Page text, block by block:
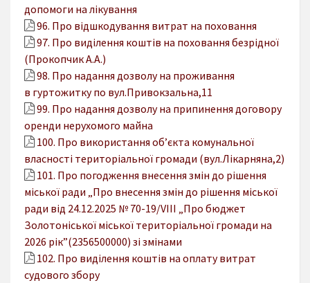
допомоги на лікування
96. Про відшкодування витрат на поховання
97. Про виділення коштів на поховання безрідної
(Прокопчик А.А.)
98. Про надання дозволу на проживання
в гуртожитку по вул.Привокзальна,11
99. Про надання дозволу на припинення договору
оренди нерухомого майна
100. Про використання об’єкта комунальної
власності територіальної громади (вул.Лікарняна,2)
101. Про погодження внесення змін до рішення
міської ради „Про внесення змін до рішення міської
ради від 24.12.2025 № 70-19/VIІІ „Про бюджет
Золотоніської міської територіальної громади на
2026 рік”(2356500000) зі змінами
102. Про виділення коштів на оплату витрат
судового збору